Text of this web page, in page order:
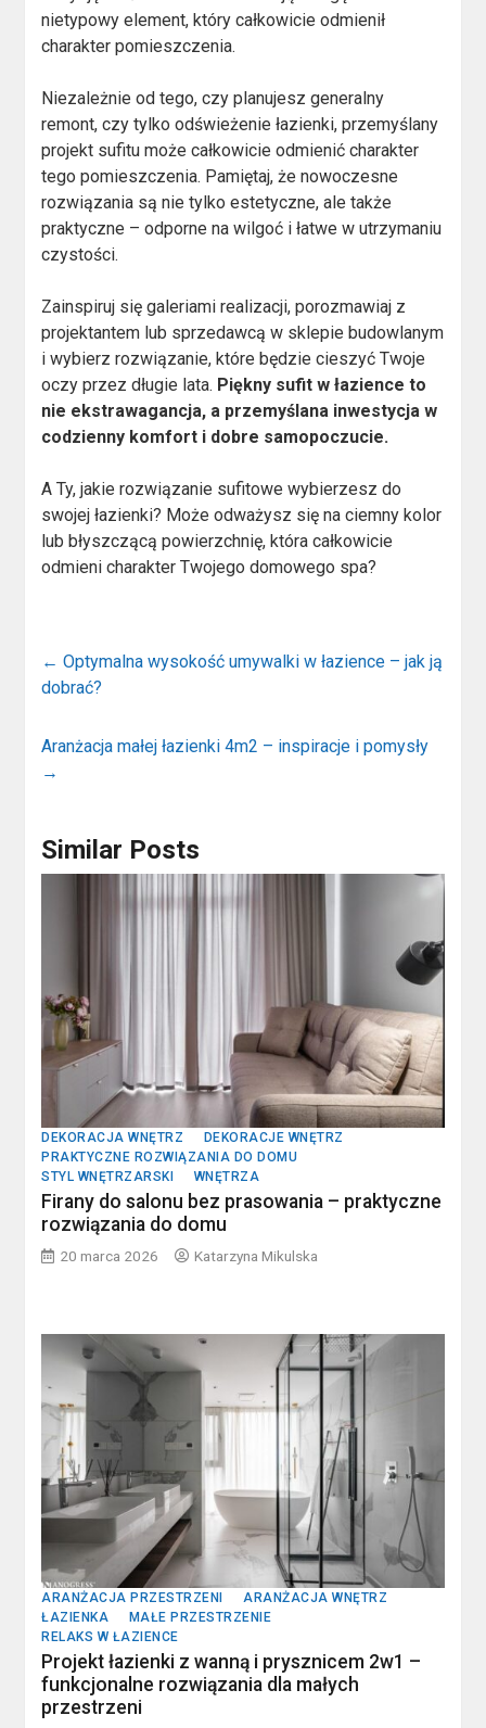
nietypowy element, który całkowicie odmienił
charakter pomieszczenia.
Niezależnie od tego, czy planujesz generalny
remont, czy tylko odświeżenie łazienki, przemyślany
projekt sufitu może całkowicie odmienić charakter
tego pomieszczenia. Pamiętaj, że nowoczesne
rozwiązania są nie tylko estetyczne, ale także
praktyczne – odporne na wilgoć i łatwe w utrzymaniu
czystości.
Zainspiruj się galeriami realizacji, porozmawiaj z
projektantem lub sprzedawcą w sklepie budowlanym
i wybierz rozwiązanie, które będzie cieszyć Twoje
oczy przez długie lata. Piękny sufit w łazience to
nie ekstrawagancja, a przemyślana inwestycja w
codzienny komfort i dobre samopoczucie.
A Ty, jakie rozwiązanie sufitowe wybierzesz do
swojej łazienki? Może odważysz się na ciemny kolor
lub błyszczącą powierzchnię, która całkowicie
odmieni charakter Twojego domowego spa?
← Optymalna wysokość umywalki w łazience – jak ją
dobrać?
Aranżacja małej łazienki 4m2 – inspiracje i pomysły
→
Similar Posts
DEKORACJA WNĘTRZ
DEKORACJE WNĘTRZ
PRAKTYCZNE ROZWIĄZANIA DO DOMU
STYL WNĘTRZARSKI
WNĘTRZA
Firany do salonu bez prasowania – praktyczne
rozwiązania do domu
20 marca 2026 Katarzyna Mikulska
ARANŻACJA PRZESTRZENI
ARANŻACJA WNĘTRZ
ŁAZIENKA
MAŁE PRZESTRZENIE
RELAKS W ŁAZIENCE
Projekt łazienki z wanną i prysznicem 2w1 –
funkcjonalne rozwiązania dla małych
przestrzeni